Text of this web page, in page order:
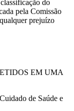
do
pela Comissão
prejuízo
EM UMA
de Saúde e